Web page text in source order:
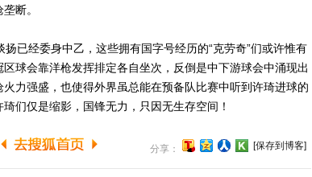
断。
经委身中乙，这些拥有国字号经历的“克劳奇”们或许惟有
球会靠洋枪发挥排定各自坐次，反倒是中下游球会中涌现出
力强盛，也使得外界虽总能在预备队比赛中听到许琦进球的
们仅是缩影，国锋无力，只因无生存空间！
分享： [保存到博客]